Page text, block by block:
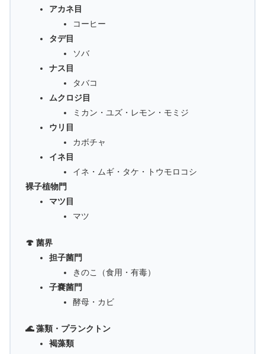
アカネ目
コーヒー
タデ目
ソバ
ナス目
タバコ
ムクロジ目
ミカン・ユズ・レモン・モミジ
ウリ目
カボチャ
イネ目
イネ・ムギ・タケ・トウモロコシ
裸子植物門
マツ目
マツ
🍄 菌界
担子菌門
きのこ（食用・有毒）
子嚢菌門
酵母・カビ
🌊 藻類・プランクトン
褐藻類